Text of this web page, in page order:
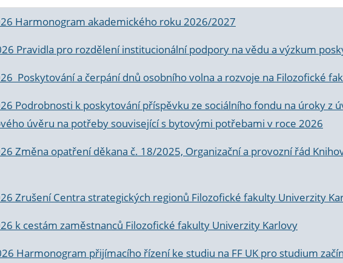
Harmonogram akademického roku 2026/2027
Pravidla pro rozdělení institucionální podpory na vědu a výzkum
Poskytování a čerpání dnů osobního volna a rozvoje na Filozofické
Podrobnosti k poskytování příspěvku ze sociálního fondu na úroky z
úvěru na potřeby související s bytovými potřebami v roce 2026
Změna opatření děkana č. 18/2025, Organizační a provozní řád
Zrušení Centra strategických regionů Filozofické fakulty Univerzity
k cestám zaměstnanců Filozofické fakulty Univerzity Karlovy
Harmonogram přijímacího řízení ke studiu na FF UK pro studium